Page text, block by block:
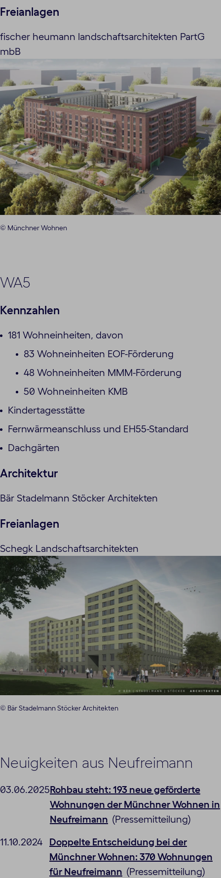
Freianlagen
fischer heumann landschaftsarchitekten PartG
mbB
© Münchner Wohnen
WA5
Kennzahlen
181 Wohneinheiten, davon
83 Wohneinheiten EOF-Förderung
48 Wohneinheiten MMM-Förderung
50 Wohneinheiten KMB
Kindertagesstätte
Fernwärmeanschluss und EH55-Standard
Dachgärten
Architektur
Bär Stadelmann Stöcker Architekten
Freianlagen
Schegk Landschaftsarchitekten
© Bär Stadelmann Stöcker Architekten
Neuigkeiten aus Neufreimann
03.06.2025Rohbau steht: 193 neue geförderte
Wohnungen der Münchner Wohnen in
Neufreimann (Pressemitteilung)
11.10.2024
Doppelte Entscheidung bei der
Münchner Wohnen: 370 Wohnungen
für Neufreimann (Pressemitteilung)